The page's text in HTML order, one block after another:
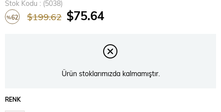
Stok Kodu
(5038)
%62 $199.62 $75.64
Ürün stoklarımızda kalmamıştır.
RENK